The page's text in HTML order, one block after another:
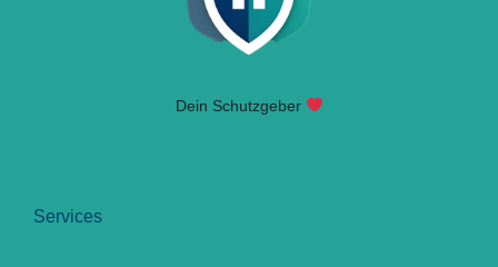
Dein Schutzgeber
Services